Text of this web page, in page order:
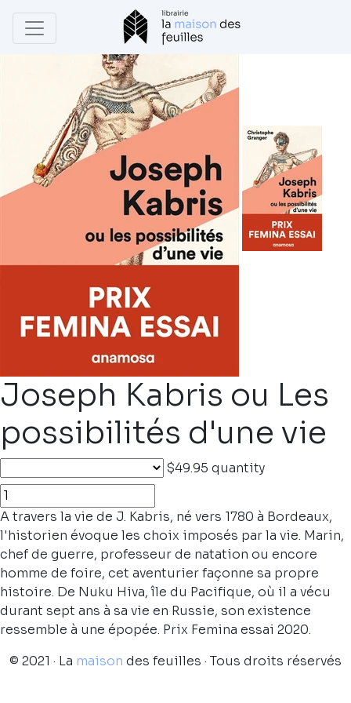
Joseph Kabris ou Les
possibilités d'une vie
$49.95 quantity
A travers la vie de J. Kabris, né vers 1780 à Bordeaux,
l'historien évoque les choix imposés par la vie. Marin,
chef de guerre, professeur de natation ou encore
homme de foire, cet aventurier façonne sa propre
histoire. De Nuku Hiva, île du Pacifique, où il a vécu
durant sept ans à sa vie en Russie, son existence
ressemble à une épopée. Prix Femina essai 2020.
© 2021 · La maison des feuilles · Tous droits réservés